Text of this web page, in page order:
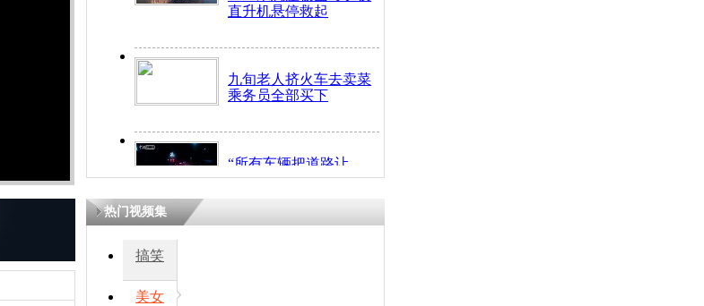
直升机悬停救起
九旬老人挤火车去卖菜
乘务员全部买下
“所有车辆把道路让
开！”儿童突发疾病交
热门视频集
搞笑
美女